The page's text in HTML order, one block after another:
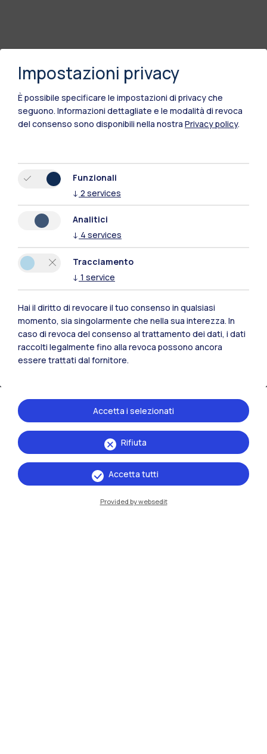
Tutti i siti dell’ecosistema
Residenze
IT EN
Sedi
Milano Leonardo
Milano Bovisa
Impostazioni privacy
È possibile specificare le impostazioni di privacy che
seguono. Informazioni dettagliate e le modalità di revoca
del consenso sono disponibili nella nostra Privacy policy.
Funzionali
↓ 2 services
Analitici
↓ 4 services
Tracciamento
↓ 1 service
Hai il diritto di revocare il tuo consenso in qualsiasi
momento, sia singolarmente che nella sua interezza. In
caso di revoca del consenso al trattamento dei dati, i dati
raccolti legalmente fino alla revoca possono ancora
essere trattati dal fornitore.
Rifiuta
Accetta i selezionati
Accetta tutti
Provided by websedit